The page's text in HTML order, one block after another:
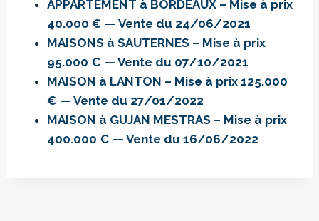
APPARTEMENT à BORDEAUX – Mise à prix
40.000 € — Vente du 24/06/2021
MAISONS à SAUTERNES – Mise à prix
95.000 € — Vente du 07/10/2021
MAISON à LANTON – Mise à prix 125.000
€ — Vente du 27/01/2022
MAISON à GUJAN MESTRAS – Mise à prix
400.000 € — Vente du 16/06/2022